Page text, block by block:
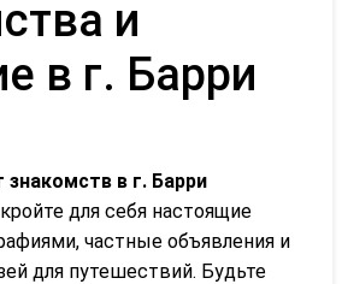
и
в г. Барри
знакомств в г. Барри
для себя настоящие
частные объявления и
для путешествий. Будьте